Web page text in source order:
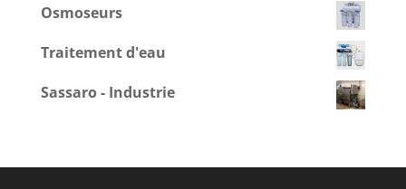
Osmoseurs
Traitement d'eau
Sassaro - Industrie